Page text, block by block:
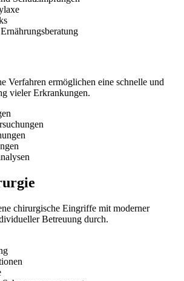
Verfahren ermöglichen eine schnelle und
vieler Erkrankungen.
chirurgische Eingriffe mit moderner
Betreuung durch.